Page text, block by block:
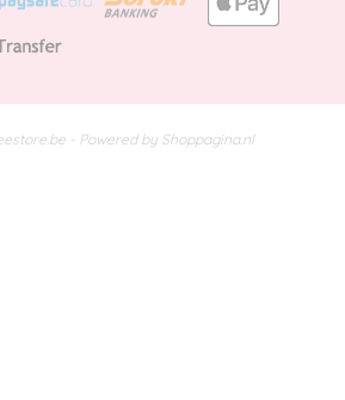
- Powered by Shoppagina.nl